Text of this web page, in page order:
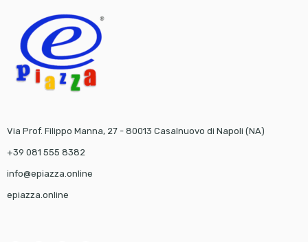
Via Prof. Filippo Manna, 27 - 80013 Casalnuovo di Napoli (NA)
+39 081 555 8382
info@epiazza.online
epiazza.online